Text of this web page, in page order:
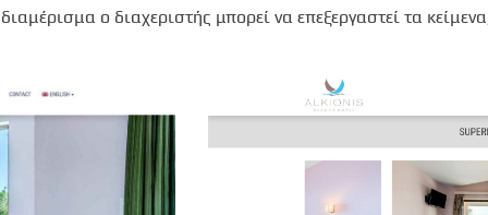
διαμέρισμα ο διαχεριστής μπορεί να επεξεργαστεί τα